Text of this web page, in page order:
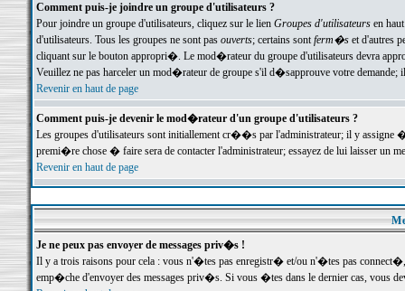
Comment puis-je joindre un groupe d'utilisateurs ?
Pour joindre un groupe d'utilisateurs, cliquez sur le lien Groupes d'utilisateursen haut
d'utilisateurs. Tous les groupes ne sont pas ouverts; certains sontferm�set d'autres
cliquant sur le bouton appropri�. Le mod�rateur du groupe d'utilisateurs devra
Veuillez ne pas harceler un mod�rateur de groupe s'il d�sapprouve votre demande;
Revenir en haut de page
Comment puis-je devenir le mod�rateur d'un groupe d'utilisateurs ?
Les groupes d'utilisateurs sont initiallement cr��s par l'administrateur; il y
premi�re chose � faire sera de contacter l'administrateur; essayez de lui laisser un
Revenir en haut de page
Je ne peux pas envoyer de messages priv�s !
Il y a trois raisons pour cela : vous n'�tes pas enregistr� et/ou n'�tes pas
emp�che d'envoyer des messages priv�s. Si vous �tes dans le dernier cas, vous